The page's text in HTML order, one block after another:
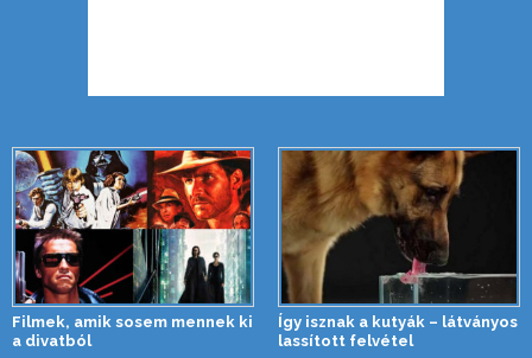
Filmek, amik sosem mennek ki
a divatból
Így isznak a kutyák – látványos
lassított felvétel